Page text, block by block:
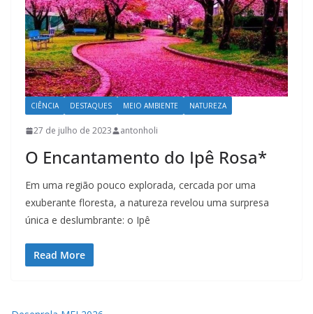
CIÊNCIA DESTAQUES MEIO AMBIENTE NATUREZA
27 de julho de 2023 antonholi
O Encantamento do Ipê Rosa*
Em uma região pouco explorada, cercada por uma
exuberante floresta, a natureza revelou uma surpresa
única e deslumbrante: o Ipê
Read More